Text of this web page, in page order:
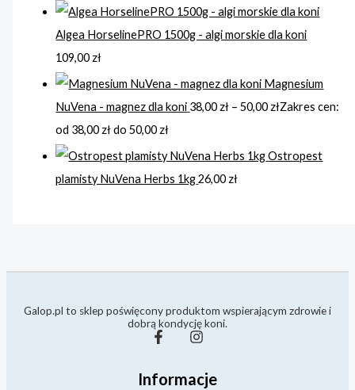
Algea HorselinePRO 1500g - algi morskie dla koni
109,00zł
Magnesium
NuVena - magnez dla koni 38,00 zł – 50,00 złZakres cen:
od 38,00 zł do 50,00 zł
Ostropest
plamisty NuVena Herbs 1kg 26,00 zł
Galop.pl to sklep poświęcony produktom wspierającym zdrowie i
dobrą kondycję koni.
Informacje